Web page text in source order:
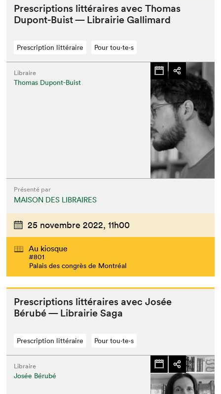
Pre­scrip­tions lit­téraires avec Thomas
Dupont-Buist — Librairie Gallimard
Prescription littéraire Pour tou⋅te⋅s
Libraire
Thomas Dupont-Buist
Présenté par
MAISON DES LIBRAIRES
25 novembre 2022, 11h00
Au kiosque
#801
Palais des congrès de Montréal
Pre­scrip­tions lit­téraires avec Josée
Bérubé — Librairie Saga
Prescription littéraire Pour tou⋅te⋅s
Libraire
Josée Bérubé